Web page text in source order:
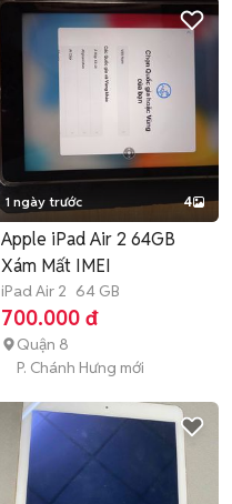
1 ngày trước 4
Apple iPad Air 2 64GB
Xám Mất IMEI
iPad Air 2 64 GB
700.000 đ
Quận 8
P. Chánh Hưng mới